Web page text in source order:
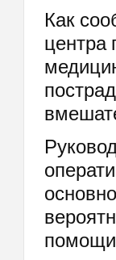
Как
центра